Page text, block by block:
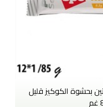
سبو 30غم بروتين بحشوة الكوكيز قليل